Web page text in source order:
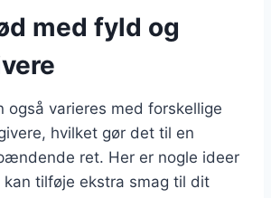
med fyld og
også varieres med forskellige
hvilket gør det til en
ret. Her er nogle ideer
tilføje ekstra smag til dit